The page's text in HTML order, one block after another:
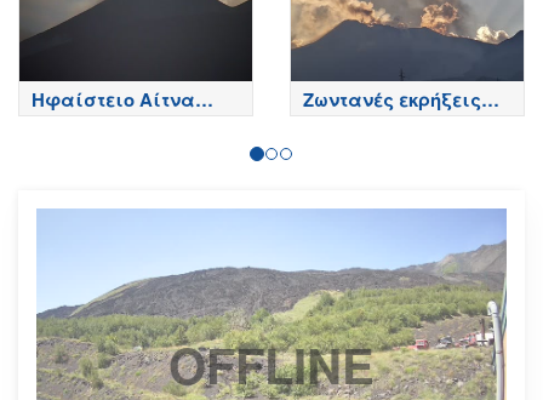
Ηφαίστειο Αίτνα
Τώρα
Ζωντανές εκρήξεις
της Αίτνας
OFFLINE